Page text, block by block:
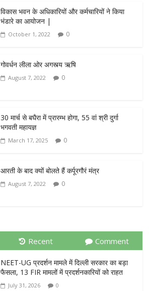
विकास भवन के अधिकारियों और कर्मचारियों ने किया
भंडारे का आयोजन |
October 1, 2022 0
गोवर्धन लीला ओर अगस्त्य ऋषि
August 7, 2022 0
30 मार्च से बघैरा में प्रारम्भ होगा, 55 वां श्री दुर्गा
भगवती महायज्ञ
March 17, 2025 0
आरती के बाद क्यों बोलते हैं कर्पूरगौरं मंत्र
August 7, 2022 0
Recent Comment
NEET-UG प्रदर्शन मामले में दिल्ली सरकार का बड़ा
फैसला, 13 FIR मामलों में प्रदर्शनकारियों को राहत
July 31, 2026 0